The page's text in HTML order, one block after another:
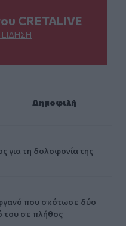
CRETALIVE
Δημοφιλή
για τη δολοφονία της
που σκότωσε δύο
του σε πλήθος